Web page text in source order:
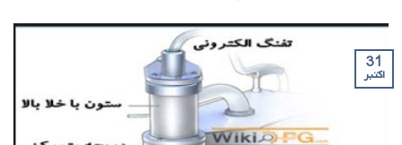
31
اکتبر